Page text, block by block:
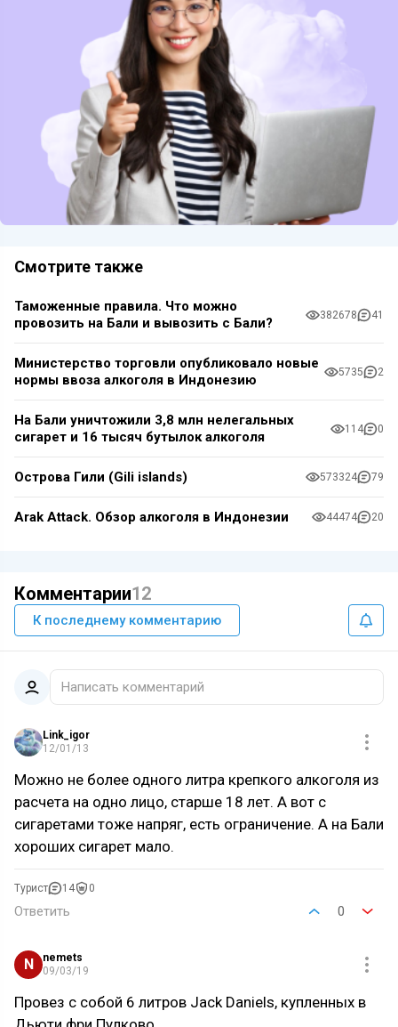
Смотрите также
Таможенные правила. Что можно
провозить на Бали и вывозить с Бали?
382678 41
Министерство торговли опубликовало новые
нормы ввоза алкоголя в Индонезию
5735 2
На Бали уничтожили 3,8 млн нелегальных
сигарет и 16 тысяч бутылок алкоголя
114 0
Острова Гили (Gili islands) 573324 79
Arak Attack. Обзор алкоголя в Индонезии 44474 20
Комментарии12
К последнему комментарию
Написать комментарий
Link_igor
12/01/13
Можно не более одного литра крепкого алкоголя из
расчета на одно лицо, старше 18 лет. А вот с
сигаретами тоже напряг, есть ограничение. А на Бали
хороших сигарет мало.
Турист 14 0
Ответить 0
N
nemets
09/03/19
Провез с собой 6 литров Jack Daniels, купленных в